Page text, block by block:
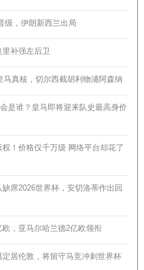
级，伊朗新西兰出局
补强左后卫
真核，切尔西截胡利物浦阿森纳
是谁？皇马即将迎来队史最高身价
！价格仅千万级 网络平台却花了
席2026世界杯，安切洛蒂作出回
，亚马尔哈兰德2亿欧领衔
居伦敦，将留守马竞冲刺世界杯